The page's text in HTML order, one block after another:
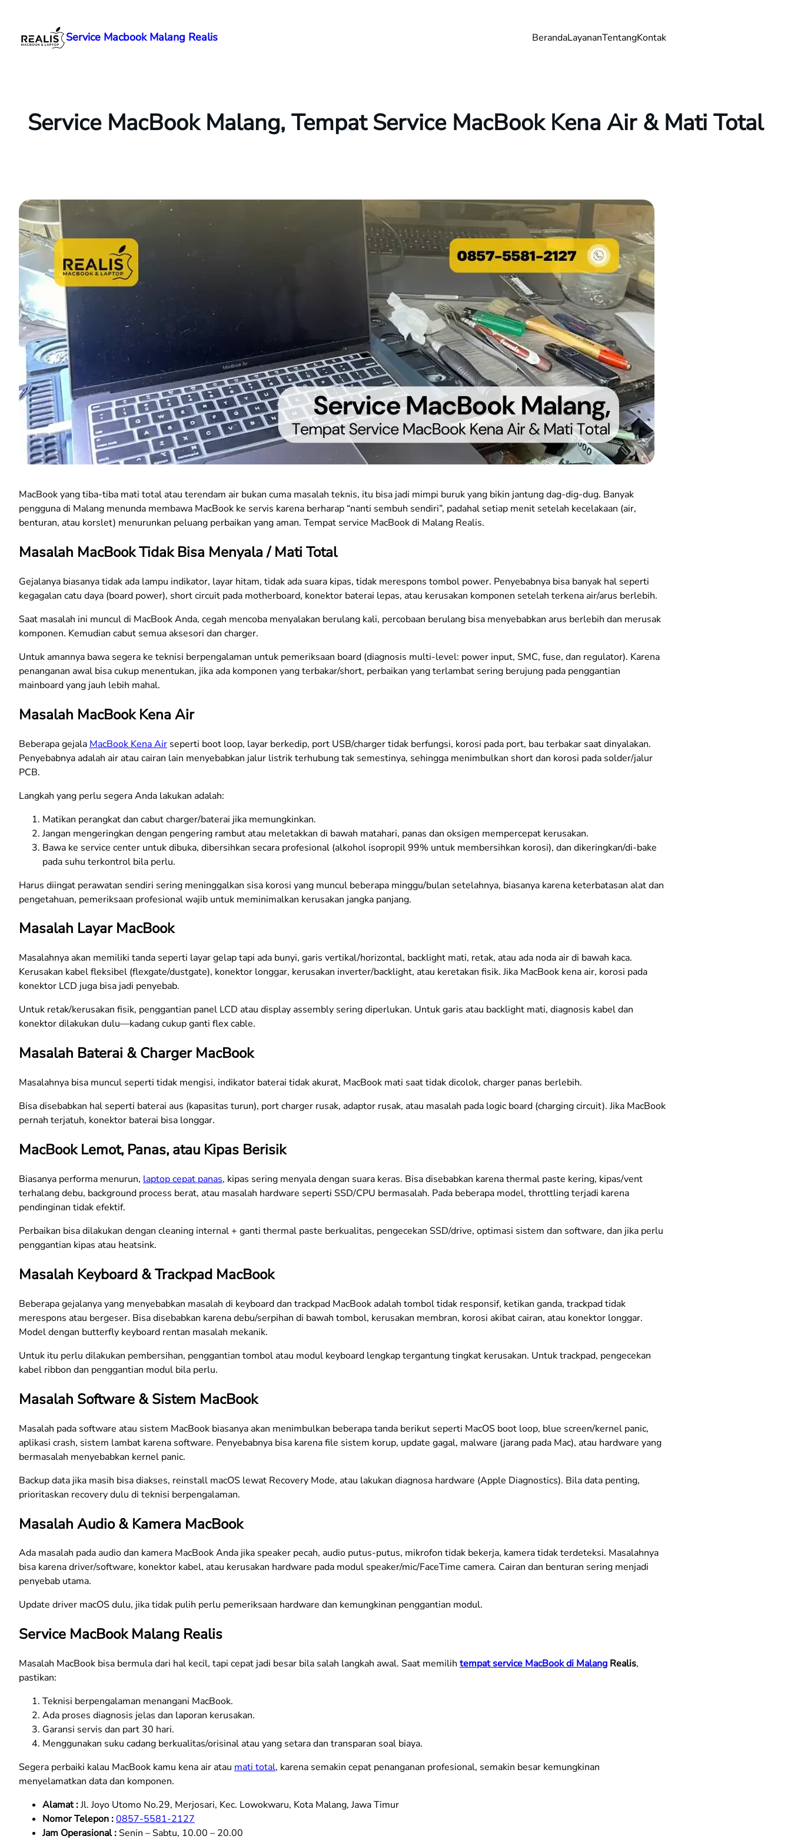
konten
Service Macbook Malang Realis BerandaLayananTentangKontak
Service MacBook Malang, Tempat Service MacBook Kena Air & Mati Total
MacBook yang tiba-tiba mati total atau terendam air bukan cuma masalah teknis, itu bisa jadi mimpi buruk yang bikin jantung dag-dig-dug. Banyak
pengguna di Malang menunda membawa MacBook ke servis karena berharap “nanti sembuh sendiri”, padahal setiap menit setelah kecelakaan (air,
benturan, atau korslet) menurunkan peluang perbaikan yang aman. Tempat service MacBook di Malang Realis.
Masalah MacBook Tidak Bisa Menyala / Mati Total
Gejalanya biasanya tidak ada lampu indikator, layar hitam, tidak ada suara kipas, tidak merespons tombol power. Penyebabnya bisa banyak hal seperti
kegagalan catu daya (board power), short circuit pada motherboard, konektor baterai lepas, atau kerusakan komponen setelah terkena air/arus berlebih.
Saat masalah ini muncul di MacBook Anda, cegah mencoba menyalakan berulang kali, percobaan berulang bisa menyebabkan arus berlebih dan merusak
komponen. Kemudian cabut semua aksesori dan charger.
Untuk amannya bawa segera ke teknisi berpengalaman untuk pemeriksaan board (diagnosis multi-level: power input, SMC, fuse, dan regulator). Karena
penanganan awal bisa cukup menentukan, jika ada komponen yang terbakar/short, perbaikan yang terlambat sering berujung pada penggantian
mainboard yang jauh lebih mahal.
Masalah MacBook Kena Air
Beberapa gejala MacBook Kena Air seperti boot loop, layar berkedip, port USB/charger tidak berfungsi, korosi pada port, bau terbakar saat dinyalakan.
Penyebabnya adalah air atau cairan lain menyebabkan jalur listrik terhubung tak semestinya, sehingga menimbulkan short dan korosi pada solder/jalur
PCB.
Langkah yang perlu segera Anda lakukan adalah:
Matikan perangkat dan cabut charger/baterai jika memungkinkan.
Jangan mengeringkan dengan pengering rambut atau meletakkan di bawah matahari, panas dan oksigen mempercepat kerusakan.
Bawa ke service center untuk dibuka, dibersihkan secara profesional (alkohol isopropil 99% untuk membersihkan korosi), dan dikeringkan/di-bake
pada suhu terkontrol bila perlu.
Harus diingat perawatan sendiri sering meninggalkan sisa korosi yang muncul beberapa minggu/bulan setelahnya, biasanya karena keterbatasan alat dan
pengetahuan, pemeriksaan profesional wajib untuk meminimalkan kerusakan jangka panjang.
Masalah Layar MacBook
Masalahnya akan memiliki tanda seperti layar gelap tapi ada bunyi, garis vertikal/horizontal, backlight mati, retak, atau ada noda air di bawah kaca.
Kerusakan kabel fleksibel (flexgate/dustgate), konektor longgar, kerusakan inverter/backlight, atau keretakan fisik. Jika MacBook kena air, korosi pada
konektor LCD juga bisa jadi penyebab.
Untuk retak/kerusakan fisik, penggantian panel LCD atau display assembly sering diperlukan. Untuk garis atau backlight mati, diagnosis kabel dan
konektor dilakukan dulu—kadang cukup ganti flex cable.
Masalah Baterai & Charger MacBook
Masalahnya bisa muncul seperti tidak mengisi, indikator baterai tidak akurat, MacBook mati saat tidak dicolok, charger panas berlebih.
Bisa disebabkan hal seperti baterai aus (kapasitas turun), port charger rusak, adaptor rusak, atau masalah pada logic board (charging circuit). Jika MacBook
pernah terjatuh, konektor baterai bisa longgar.
MacBook Lemot, Panas, atau Kipas Berisik
Biasanya performa menurun, laptop cepat panas, kipas sering menyala dengan suara keras. Bisa disebabkan karena thermal paste kering, kipas/vent
terhalang debu, background process berat, atau masalah hardware seperti SSD/CPU bermasalah. Pada beberapa model, throttling terjadi karena
pendinginan tidak efektif.
Perbaikan bisa dilakukan dengan cleaning internal + ganti thermal paste berkualitas, pengecekan SSD/drive, optimasi sistem dan software, dan jika perlu
penggantian kipas atau heatsink.
Masalah Keyboard & Trackpad MacBook
Beberapa gejalanya yang menyebabkan masalah di keyboard dan trackpad MacBook adalah tombol tidak responsif, ketikan ganda, trackpad tidak
merespons atau bergeser. Bisa disebabkan karena debu/serpihan di bawah tombol, kerusakan membran, korosi akibat cairan, atau konektor longgar.
Model dengan butterfly keyboard rentan masalah mekanik.
Untuk itu perlu dilakukan pembersihan, penggantian tombol atau modul keyboard lengkap tergantung tingkat kerusakan. Untuk trackpad, pengecekan
kabel ribbon dan penggantian modul bila perlu.
Masalah Software & Sistem MacBook
Masalah pada software atau sistem MacBook biasanya akan menimbulkan beberapa tanda berikut seperti MacOS boot loop, blue screen/kernel panic,
aplikasi crash, sistem lambat karena software. Penyebabnya bisa karena file sistem korup, update gagal, malware (jarang pada Mac), atau hardware yang
bermasalah menyebabkan kernel panic.
Backup data jika masih bisa diakses, reinstall macOS lewat Recovery Mode, atau lakukan diagnosa hardware (Apple Diagnostics). Bila data penting,
prioritaskan recovery dulu di teknisi berpengalaman.
Masalah Audio & Kamera MacBook
Ada masalah pada audio dan kamera MacBook Anda jika speaker pecah, audio putus-putus, mikrofon tidak bekerja, kamera tidak terdeteksi. Masalahnya
bisa karena driver/software, konektor kabel, atau kerusakan hardware pada modul speaker/mic/FaceTime camera. Cairan dan benturan sering menjadi
penyebab utama.
Update driver macOS dulu, jika tidak pulih perlu pemeriksaan hardware dan kemungkinan penggantian modul.
Service MacBook Malang Realis
Masalah MacBook bisa bermula dari hal kecil, tapi cepat jadi besar bila salah langkah awal. Saat memilih tempat service MacBook di Malang Realis,
pastikan:
Teknisi berpengalaman menangani MacBook.
Ada proses diagnosis jelas dan laporan kerusakan.
Garansi servis dan part 30 hari.
Menggunakan suku cadang berkualitas/orisinal atau yang setara dan transparan soal biaya.
Segera perbaiki kalau MacBook kamu kena air atau mati total, karena semakin cepat penanganan profesional, semakin besar kemungkinan
menyelamatkan data dan komponen.
Alamat :Jl. Joyo Utomo No.29, Merjosari, Kec. Lowokwaru, Kota Malang, Jawa Timur
Nomor Telepon :0857-5581-2127
Jam Operasional : Senin – Sabtu, 10.00 – 20.00